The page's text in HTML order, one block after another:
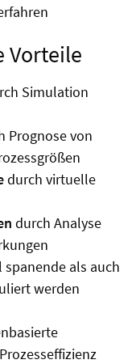
Vorteile
Simulation
Prognose von
durch virtuelle
durch Analyse
als auch
werden